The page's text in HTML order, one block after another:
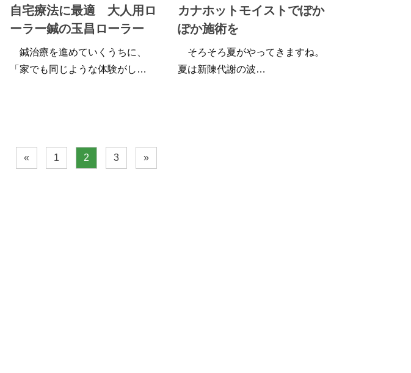
自宅療法に最適 大人用ロ
ーラー鍼の玉昌ローラー
鍼治療を進めていくうちに、
「家でも同じような体験がし…
カナホットモイストでぽか
ぽか施術を
そろそろ夏がやってきますね。
夏は新陳代謝の波…
« 1 2 3 »